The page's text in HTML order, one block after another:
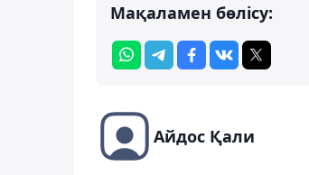
Мақаламен бөлісу:
Айдос Қали